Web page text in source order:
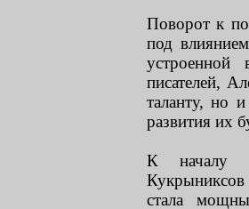
Поворот к
под
писателей,
таланту, но
развития их
К началу
стала